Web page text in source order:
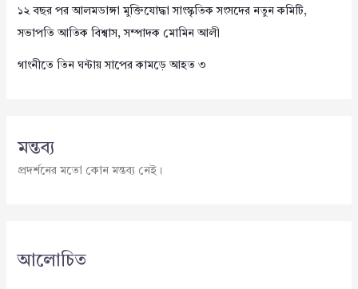
১২ বছর পর আলমডাঙ্গা মুক্তিযোদ্ধা সাংস্কৃতিক সংসদের নতুন কমিটি,
সভাপতি আতিক বিশ্বাস, সম্পাদক মোমিন আলী
গাংনীতে তিন ঘন্টায় সাপের কামড়ে আহত ৩
মন্তব্য
প্রদর্শনের মতো কোন মন্তব্য নেই।
আলোচিত